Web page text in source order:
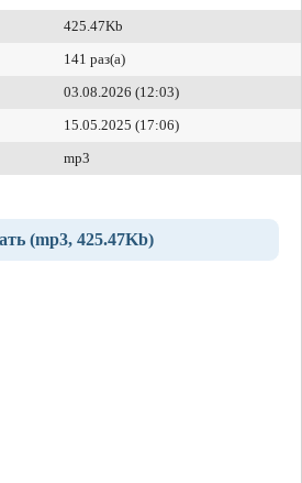
425.47Kb
141 раз(а)
03.08.2026 (12:03)
15.05.2025 (17:06)
mp3
(mp3, 425.47Kb)